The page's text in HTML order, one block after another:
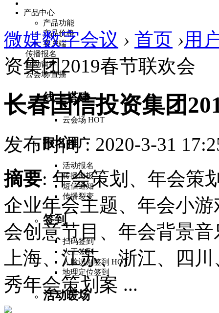
产品中心
产品功能
产品价格
客户端
传播报名
互动留存
云会场/直播
线上搭建
云会场 HOT
报名推广
活动报名
传播海报
短信通知
传播裂变
签到
扫码签到
人工签到
人脸识别签到 HOT
地理定位签到
活动暖场
微媒数字会议 › 首页 ›用
资集团2019春节联欢会
长春国信投资集团
发布时间 : 2020-3-31
摘要: 年会策划、年会策
企业年会主题、年会小
会创意节目、年会背景
上海、江苏、浙江、四
秀年会策划案 ...